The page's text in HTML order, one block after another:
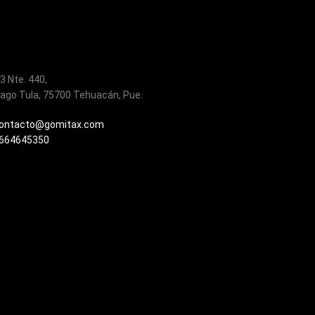
Nte. 440,
Tula, 75700 Tehuacán, Pue.